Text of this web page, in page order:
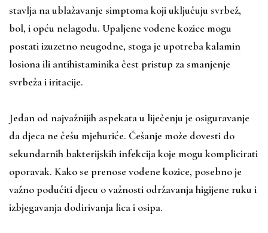
stavlja na ublažavanje simptoma koji uključuju svrbež,
bol, i opću nelagodu. Upaljene vodene kozice mogu
postati izuzetno neugodne, stoga je upotreba kalamin
losiona ili antihistaminika čest pristup za smanjenje
svrbeža i iritacije.
Jedan od najvažnijih aspekata u liječenju je osiguravanje
da djeca ne češu mjehuriće. Češanje može dovesti do
sekundarnih bakterijskih infekcija koje mogu komplicirati
oporavak. Kako se prenose vodene kozice, posebno je
važno podučiti djecu o važnosti održavanja higijene ruku i
izbjegavanja dodirivanja lica i osipa.